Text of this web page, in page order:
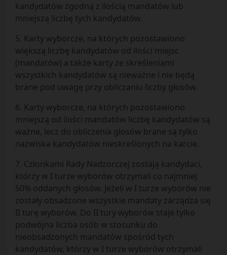
kandydatów zgodną z ilością mandatów lub
mniejszą liczbę tych kandydatów.
5. Karty wyborcze, na których pozostawiono
większą liczbę kandydatów od ilości miejsc
(mandatów) a także karty ze skreśleniami
wszystkich kandydatów są nieważne i nie będą
brane pod uwagę przy obliczaniu liczby głosów.
6. Karty wyborcze, na których pozostawiono
mniejszą od ilości mandatów liczbę kandydatów są
ważne, lecz do obliczenia głosów brane są tylko
nazwiska kandydatów nieskreślonych na karcie.
7. Członkami Rady Nadzorczej zostają kandydaci,
którzy w I turze wyborów otrzymali co najmniej
50% oddanych głosów. Jeżeli w I turze wyborów nie
zostały obsadzone wszystkie mandaty zarządza się
II turę wyborów. Do II tury wyborów staje tylko
podwójna liczba osób w stosunku do
nieobsadzonych mandatów spośród tych
kandydatów, którzy w I turze wyborów otrzymali